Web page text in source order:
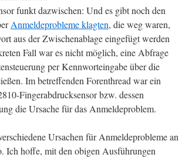
funkt dazwischen: Und es gibt noch den
Anmeldeprobleme klagten, die weg waren,
aus der Zwischenablage eingefügt werden
Fall war es nicht möglich, eine Abfrage
per Kennworteingabe über die
Im betreffenden Forenthread war ein
Fingerabdrucksensor bzw. dessen
die Ursache für das Anmeldeproblem.
Ursachen für Anmeldeprobleme an
Ich hoffe, mit den obigen Ausführungen